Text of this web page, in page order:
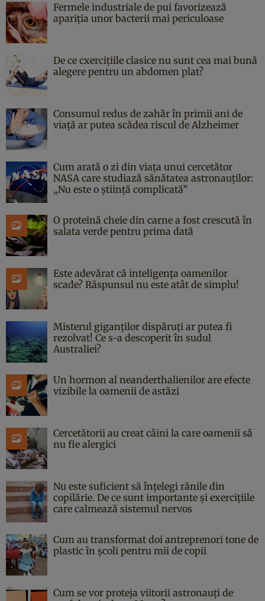
Fermele industriale de pui favorizează
apariția unor bacterii mai periculoase
De ce cxercițiile clasice nu sunt cea mai bună
alegere pentru un abdomen plat?
Consumul redus de zahăr în primii ani de
viață ar putea scădea riscul de Alzheimer
Cum arată o zi din viața unui cercetător
NASA care studiază sănătatea astronauților:
„Nu este o știință complicată”
O proteină cheie din carne a fost crescută în
salata verde pentru prima dată
Este adevărat că inteligența oamenilor
scade? Răspunsul nu este atât de simplu!
Misterul giganților dispăruți ar putea fi
rezolvat! Ce s-a descoperit în sudul
Australiei?
Un hormon al neanderthalienilor are efecte
vizibile la oamenii de astăzi
Cercetătorii au creat câini la care oamenii să
nu fie alergici
Nu este suficient să înțelegi rănile din
copilărie. De ce sunt importante și exercițiile
care calmează sistemul nervos
Cum au transformat doi antreprenori tone de
plastic în școli pentru mii de copii
Cum se vor proteja viitorii astronauți de